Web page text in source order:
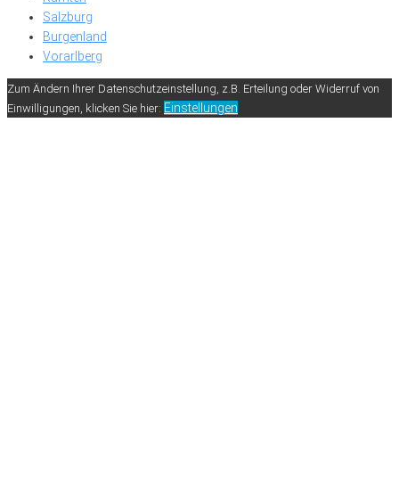
Salzburg
Burgenland
Vorarlberg
Zum Ändern Ihrer Datenschutzeinstellung, z.B. Erteilung oder Widerruf von
Einwilligungen, klicken Sie hier: Einstellungen